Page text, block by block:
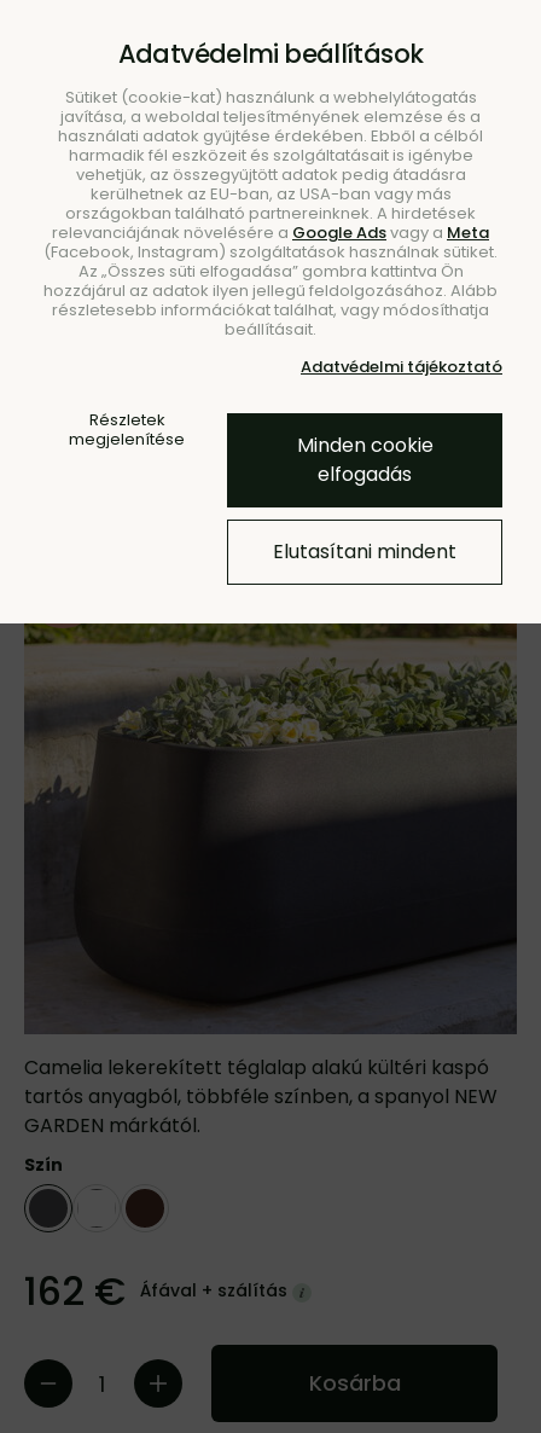
Keresés
Camelia virágcserép, téglalap
Camelia lekerekített téglalap alakú kültéri kaspó
tartós anyagból, többféle színben, a spanyol NEW
GARDEN márkától.
Szín
162 € Áfával + szálítás
Kosárba
Adatvédelmi beállítások
Sütiket (cookie-kat) használunk a webhelylátogatás
javítása, a weboldal teljesítményének elemzése és a
használati adatok gyűjtése érdekében. Ebből a célból
harmadik fél eszközeit és szolgáltatásait is igénybe
vehetjük, az összegyűjtött adatok pedig átadásra
kerülhetnek az EU-ban, az USA-ban vagy más
országokban található partnereinknek. A hirdetések
relevanciájának növelésére a Google Adsvagy a Meta
(Facebook, Instagram) szolgáltatások használnak sütiket.
Az „Összes süti elfogadása” gombra kattintva Ön
hozzájárul az adatok ilyen jellegű feldolgozásához. Alább
részletesebb információkat találhat, vagy módosíthatja
beállításait.
Adatvédelmi tájékoztató
Részletek
megjelenítése
Minden cookie
elfogadás
Elutasítani mindent